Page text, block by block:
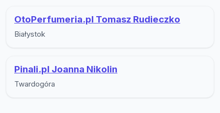
OtoPerfumeria.pl Tomasz Rudieczko
Białystok
Pinali.pl Joanna Nikolin
Twardogóra